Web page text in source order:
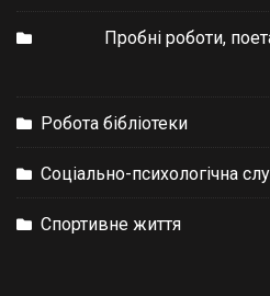
Пробні роботи,
Робота бібліотеки
Соціально-психологічна
Спортивне життя